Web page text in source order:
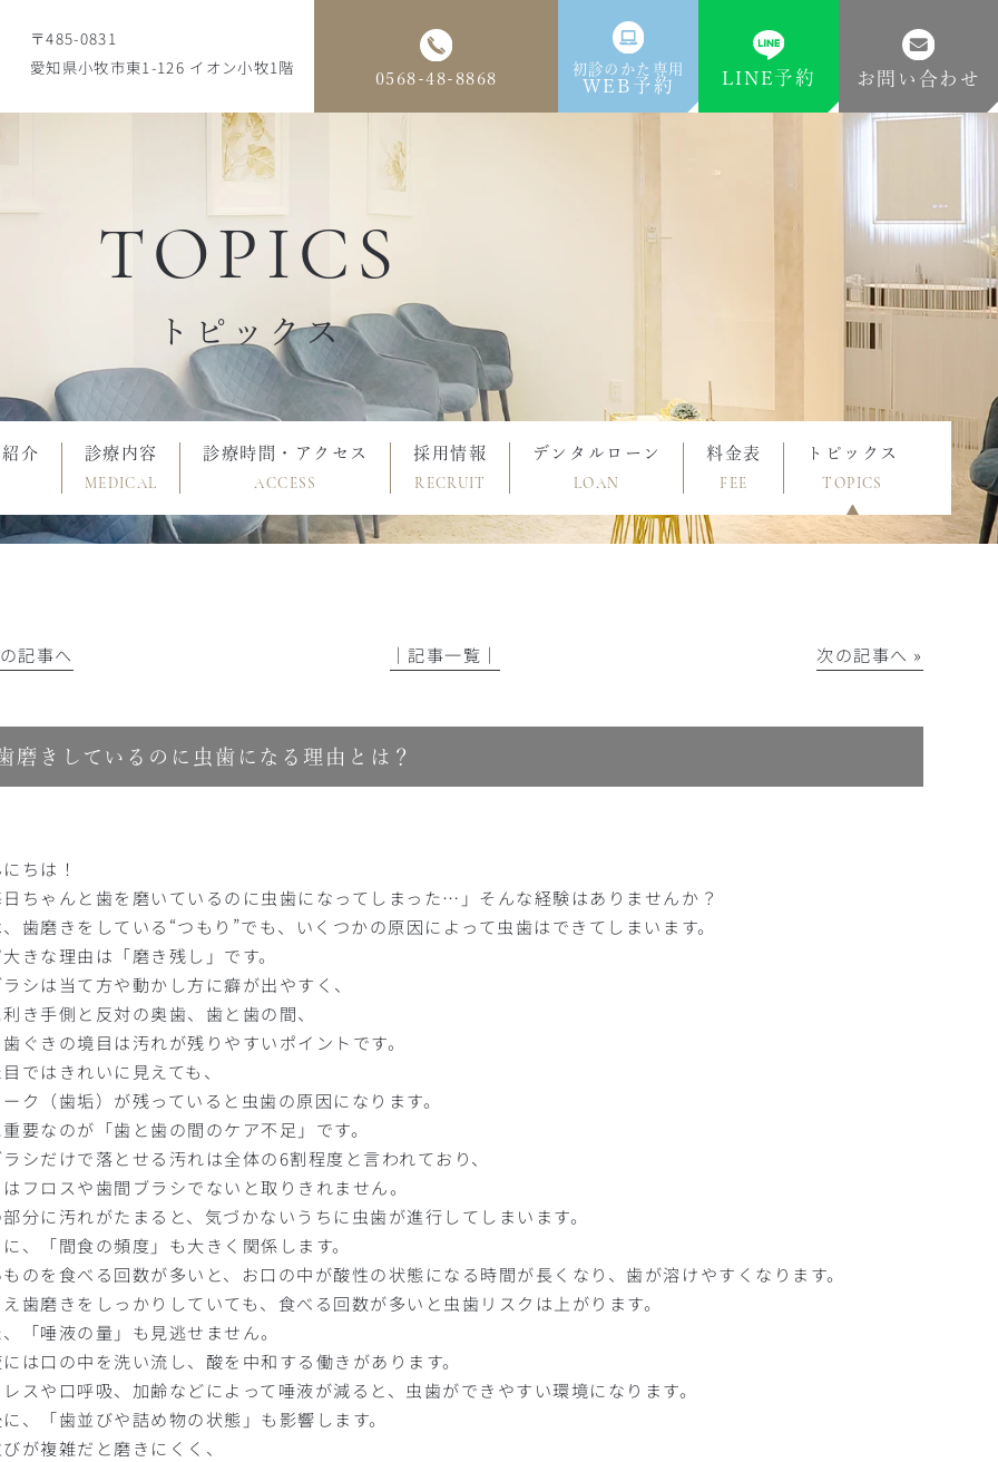
〒485-0831
愛知県小牧市東1-126 イオン小牧1階
0568-48-8868
初診のかた専用
WEB予約 LINE予約 お問い合わせ
介 診療内容
MEDICAL
診療時間・アクセス
ACCESS
採用情報
RECRUIT
デンタルローン
LOAN
料金表
FEE
トピックス
TOPICS
TOPICS
トピックス
記事へ │記事一覧│ 次の記事へ »
磨きしているのに虫歯になる理由とは？
ちは！
日ちゃんと歯を磨いているのに虫歯になってしまった…」そんな経験はありませんか？
歯磨きをしている“つもり”でも、いくつかの原因によって虫歯はできてしまいます。
きな理由は「磨き残し」です。
シは当て方や動かし方に癖が出やすく、
き手側と反対の奥歯、歯と歯の間、
ぐきの境目は汚れが残りやすいポイントです。
ではきれいに見えても、
ク（歯垢）が残っていると虫歯の原因になります。
要なのが「歯と歯の間のケア不足」です。
シだけで落とせる汚れは全体の6割程度と言われており、
フロスや歯間ブラシでないと取りきれません。
分に汚れがたまると、気づかないうちに虫歯が進行してしまいます。
、「間食の頻度」も大きく関係します。
のを食べる回数が多いと、お口の中が酸性の状態になる時間が長くなり、歯が溶けやすくなります。
歯磨きをしっかりしていても、食べる回数が多いと虫歯リスクは上がります。
、「唾液の量」も見逃せません。
は口の中を洗い流し、酸を中和する働きがあります。
レスや口呼吸、加齢などによって唾液が減ると、虫歯ができやすい環境になります。
、「歯並びや詰め物の状態」も影響します。
が複雑だと磨きにくく、